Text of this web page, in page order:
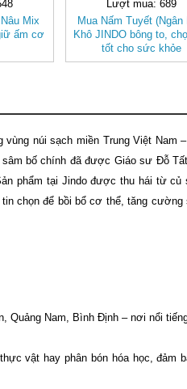
Mix
ấm cơ
Lượt mua: 689
Mua Nấm Tuyết (Ngân
Khô JINDO bông to,
tốt cho sức khỏe
núi sạch miền Trung Việt Nam
, sâm bố chính đã được Giáo sư Đỗ
phẩm tại Jindo được thu hái từ củ
chọn để bồi bổ cơ thể, tăng cường
Nam, Bình Định – nơi nổi
vật hay phân bón hóa học, đảm